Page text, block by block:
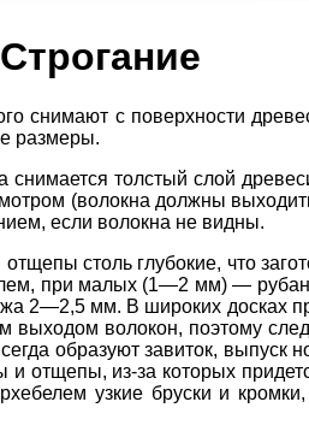
Строгание
снимают с поверхности
размеры.
толстый слой
(волокна должны
если волокна не видны.
столь глубокие, что
при малых (1—2 мм) —
2—2,5 мм. В широких досках
волокон, поэтому
образуют завиток,
и отщепы, из-за которых
узкие бруски и